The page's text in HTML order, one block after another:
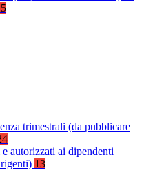
trimestrali (da pubblicare
autorizzati ai dipendenti
13